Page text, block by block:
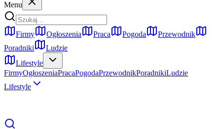
Menu
Firmy Ogłoszenia Praca Pogoda
Przewodnik
Poradniki
Ludzie
Lifestyle
FirmyOgłoszeniaPracaPogodaPrzewodnikPoradnikiLudzie
Lifestyle